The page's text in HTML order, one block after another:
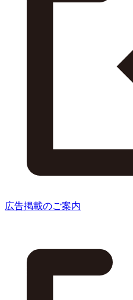
広告掲載のご案内